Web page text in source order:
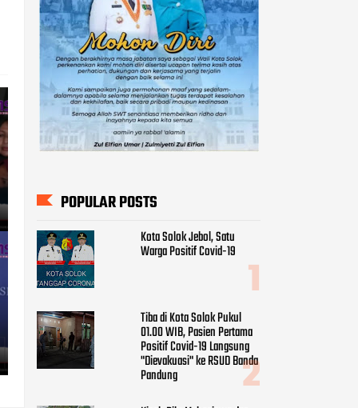
POPULAR POSTS
Kota Solok Jebol, Satu
Warga Positif Covid-19
Tiba di Kota Solok Pukul
01.00 WIB, Pasien Pertama
Positif Covid-19 Langsung
"Dievakuasi" ke RSUD Banda
Pandung